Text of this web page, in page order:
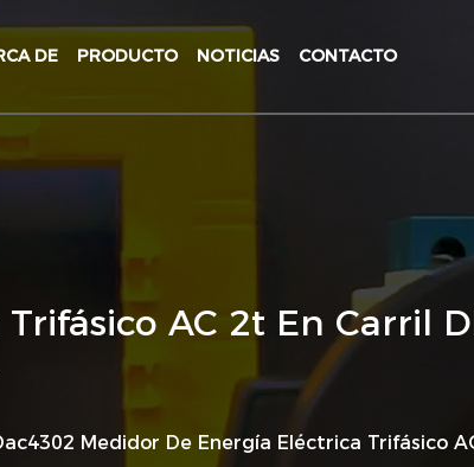
DE PRODUCTO NOTICIAS CONTACTO
AC 2t En Carril
Medidor De Energía Eléctrica Trifásico